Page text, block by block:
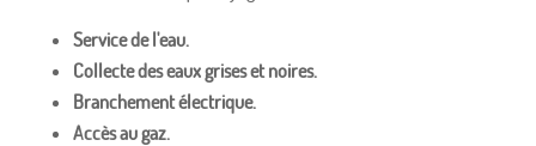
Service de l'eau.
Collecte des eaux grises et noires.
Branchement électrique.
Accès au gaz.